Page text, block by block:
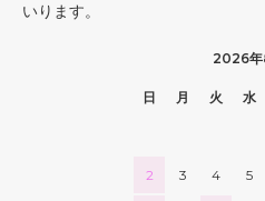
いります。
2026年
日 月 火 水
2 3 4 5